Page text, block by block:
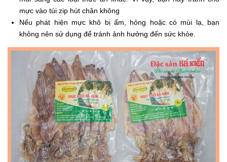
mực vào túi zip hút chân không
Nếu phát hiện mực khô bị ẩm, hỏng hoặc có mùi lạ, bạn
không nên sử dụng để tránh ảnh hưởng đến sức khỏe.